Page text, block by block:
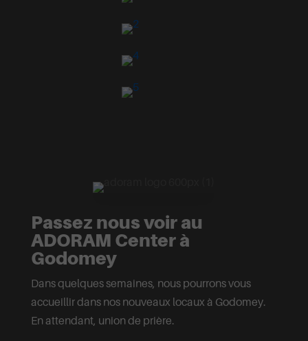
Passez nous voir au
ADORAM Center à
Godomey
Dans quelques semaines, nous pourrons vous
accueillir dans nos nouveaux locaux à Godomey.
En attendant, union de prière.